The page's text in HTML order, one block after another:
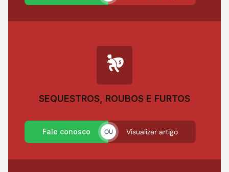
SEQUESTROS, ROUBOS E FURTOS
Fale conosco OU Visualizar artigo